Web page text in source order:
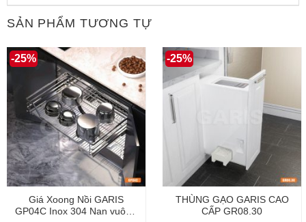
SẢN PHẨM TƯƠNG TỰ
-25%
Giá Xoong Nồi GARIS
GP04C Inox 304 Nan vuông
-25%
THÙNG GẠO GARIS CAO
CẤP GR08.30